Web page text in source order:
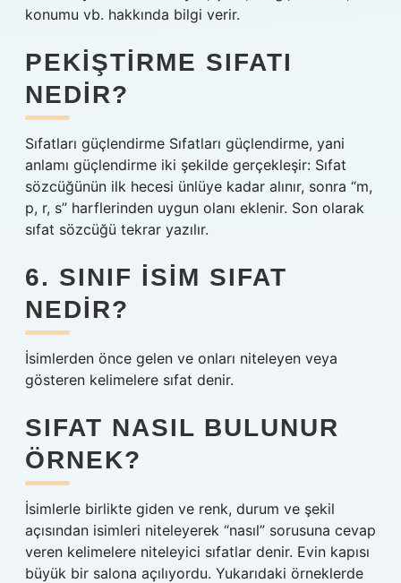
konumu vb. hakkında bilgi verir.
PEKIŞTIRME SIFATI
NEDIR?
Sıfatları güçlendirme Sıfatları güçlendirme, yani
anlamı güçlendirme iki şekilde gerçekleşir: Sıfat
sözcüğünün ilk hecesi ünlüye kadar alınır, sonra “m,
p, r, s” harflerinden uygun olanı eklenir. Son olarak
sıfat sözcüğü tekrar yazılır.
6. SINIF ISIM SIFAT
NEDIR?
İsimlerden önce gelen ve onları niteleyen veya
gösteren kelimelere sıfat denir.
SIFAT NASIL BULUNUR
ÖRNEK?
İsimlerle birlikte giden ve renk, durum ve şekil
açısından isimleri niteleyerek “nasıl” sorusuna cevap
veren kelimelere niteleyici sıfatlar denir. Evin kapısı
büyük bir salona açılıyordu. Yukarıdaki örneklerde